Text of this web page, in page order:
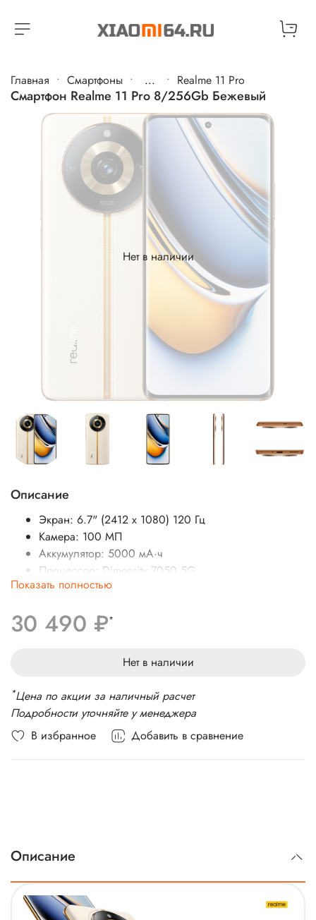
Главная Cмартфоны ... Realme 11 Pro
Смартфон Realme 11 Pro 8/256Gb Бежевый
В избранное Добавить в сравнение
Нет в наличии
Описание
Экран: 6.7" (2412 x 1080) 120 Гц
Камера: 100 МП
Аккумулятор: 5000 мА·ч
Процессор: Dimensity 7050 5G
SIM-карты: 2 (nano-
Беспроводные интерфейсы: Bluetooth, Wi-Fi
Стандарт связи: 5G, 4G LTE, 3G
Показать полностью
30 490 ₽*
Нет в наличии
*Цена по акции за наличный расчет
Подробности уточняйте у менеджера
Описание